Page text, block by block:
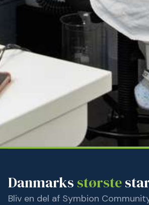
Danmarks største
Bliv en del af Symbion